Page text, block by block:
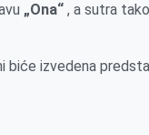
„Ona“ , a sutra
biće izvedena